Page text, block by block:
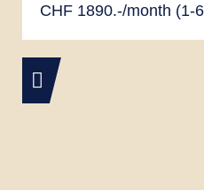
CHF 1890.-/month (1-